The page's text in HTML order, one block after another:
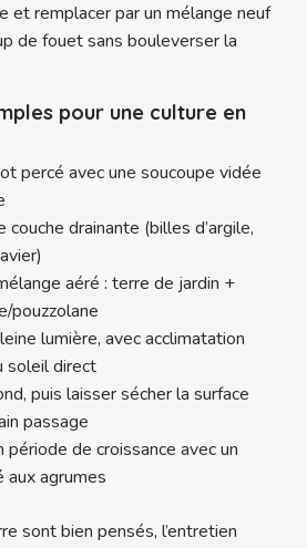
et remplacer par un mélange neuf
de fouet sans bouleverser la
pour une culture en
percé avec une soucoupe vidée
couche drainante (billes d’argile,
aéré : terre de jardin +
pouzzolane
lumière, avec acclimatation
soleil direct
puis laisser sécher la surface
passage
de croissance avec un
aux agrumes
sont bien pensés, l’entretien